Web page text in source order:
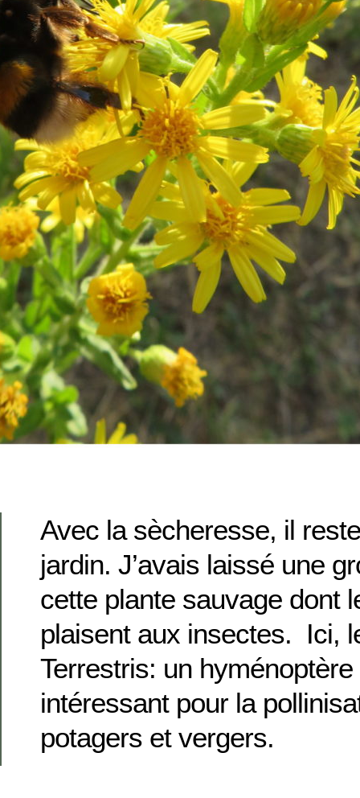
Avec la sècheresse, il
jardin. J’avais laissé une
cette plante sauvage dont
plaisent aux insectes. Ici,
Terrestris: un
intéressant pour la
potagers et vergers.